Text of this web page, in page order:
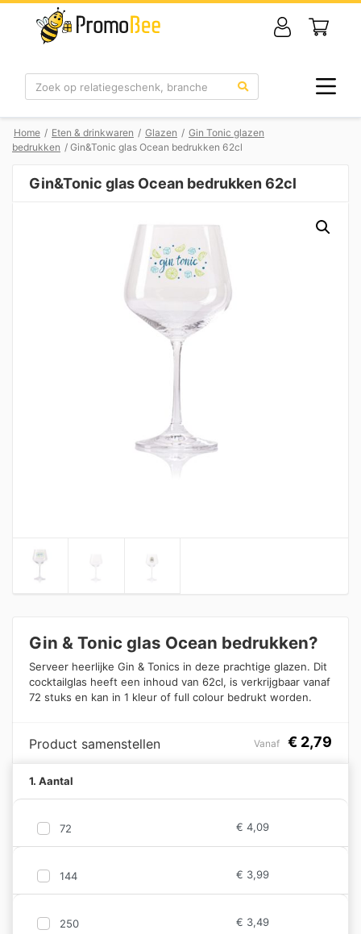
Zoek
Home / Eten & drinkwaren / Glazen / Gin Tonic glazen
bedrukken / Gin&Tonic glas Ocean bedrukken 62cl
Gin&Tonic glas Ocean bedrukken 62cl
Gin & Tonic glas Ocean bedrukken?
Serveer heerlijke Gin & Tonics in deze prachtige glazen. Dit
cocktailglas heeft een inhoud van 62cl, is verkrijgbaar vanaf
72 stuks en kan in 1 kleur of full colour bedrukt worden.
Product samenstellen Vanaf € 2,79
1. Aantal
72 € 4,09
144 € 3,99
250 € 3,49